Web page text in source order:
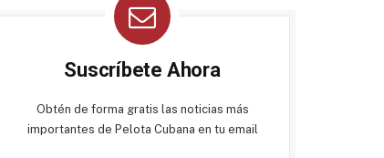
Suscríbete Ahora
Obtén de forma gratis las noticias más
importantes de Pelota Cubana en tu email